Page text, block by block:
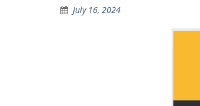
July 16, 2024